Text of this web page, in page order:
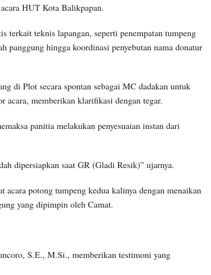
HUT Kota Balikpapan.
terkait teknis lapangan, seperti penempatan tumpeng
panggung hingga koordinasi penyebutan nama donatur
di Plot secara spontan sebagai MC dadakan untuk
acara, memberikan klarifikasi dengan tegar.
panitia melakukan penyesuaian instan dari
dipersiapkan saat GR (Gladi Resik)” ujarnya.
acara potong tumpeng kedua kalinya dengan menaikan
yang dipimpin oleh Camat.
S.E., M.Si., memberikan testimoni yang